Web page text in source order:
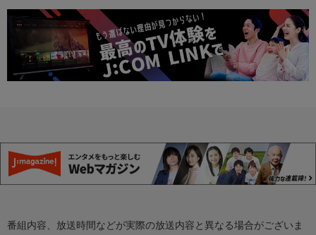
番組内容、放送時間などが実際の放送内容と異なる場合がございま